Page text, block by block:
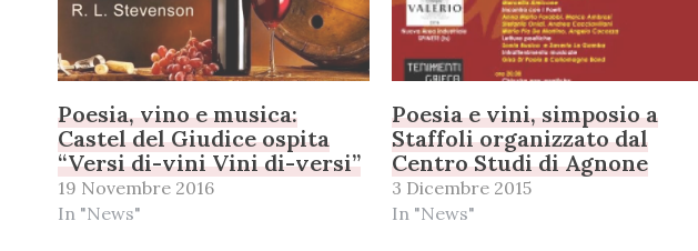
Poesia, vino e musica:
Castel del Giudice ospita
“Versi di-vini Vini di-versi”
19 Novembre 2016
In "News"
Poesia e vini, simposio a
Staffoli organizzato dal
Centro Studi di Agnone
3 Dicembre 2015
In "News"